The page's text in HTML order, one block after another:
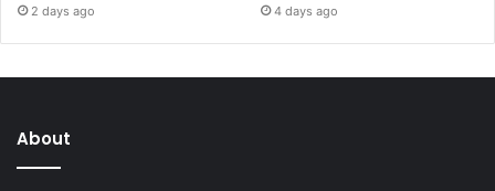
2 days ago 4 days ago
About